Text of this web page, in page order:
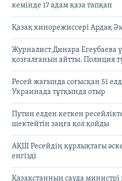
кемінде 17 адам қаза тапқан
Қазақ кинорежиссері Ардақ
Журналист Динара Егеубаева
қозғалғанын айтты. Полиция
Ресей жағында соғысқан 51
Украинада тұтқында отыр
Путин елден кеткен
шектейтін заңға қол қойды
АҚШ Ресейдің құрлықтағы
енгізді
Қазақстанның сауда министрі